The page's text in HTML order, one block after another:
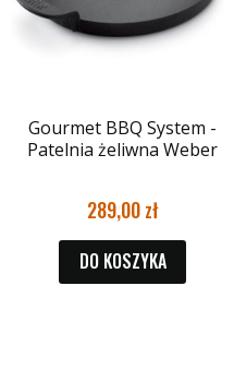
Gourmet BBQ System -
Patelnia żeliwna Weber
289,00
DO KOSZYKA